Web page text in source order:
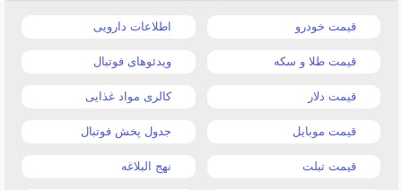
قیمت خودرو اطلاعات دارویی
قیمت طلا و سکه ویدئوهای فوتبال
قیمت دلار کالری مواد غذایی
قیمت موبایل جدول پخش فوتبال
قیمت تبلت نهج البلاغه